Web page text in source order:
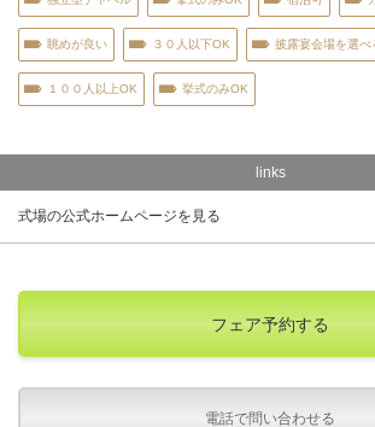
眺めが良い ３０人以下OK 披露宴会場を選べ
１００人以上OK 挙式のみOK
links
式場の公式ホームページを見る
フェア予約する
電話で問い合わせる